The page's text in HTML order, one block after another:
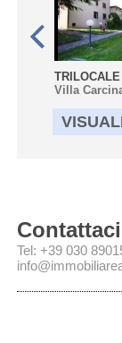
Villa
Contattaci
Tel: +39 030